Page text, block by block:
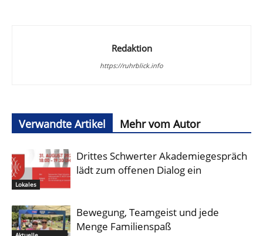
Redaktion
https://ruhrblick.info
Verwandte Artikel Mehr vom Autor
Lokales
Drittes Schwerter Akademiegespräch
lädt zum offenen Dialog ein
Bewegung, Teamgeist und jede
Menge Familienspaß